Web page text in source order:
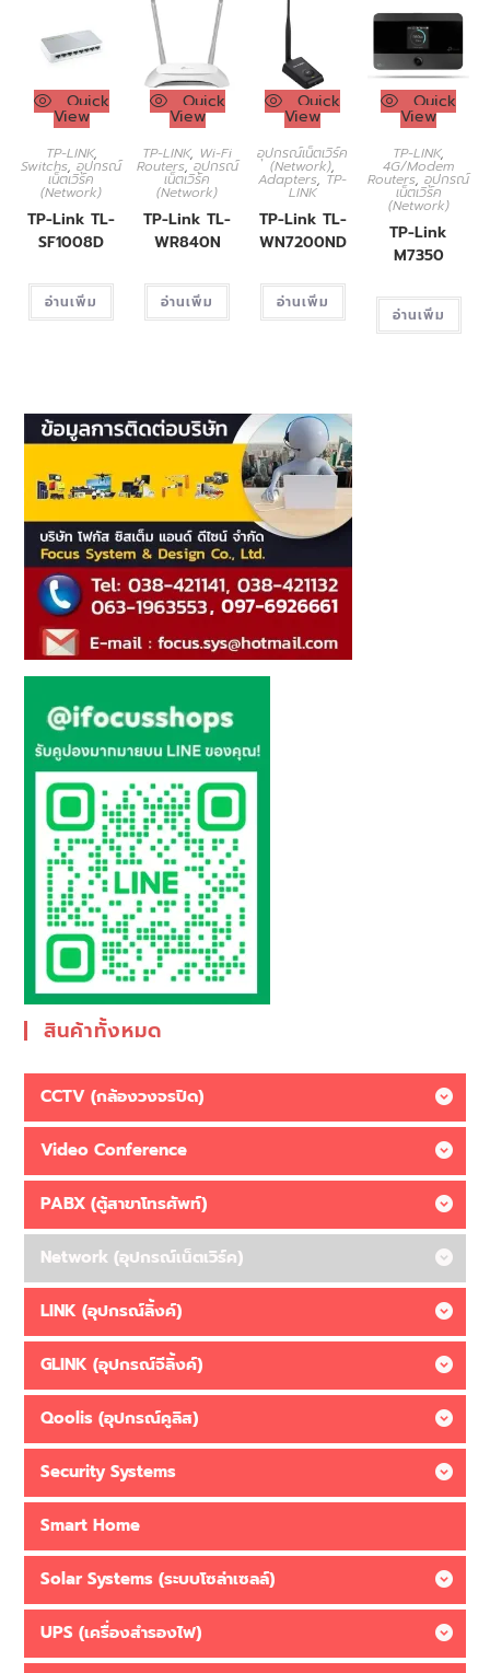
Quick
View
TP-LINK,
Switchs,อุปกรณ์
เน็ตเวิร์ค
(Network)
TP-Link TL-
SF1008D
อ่านเพิ่ม
Quick
View
TP-LINK, Wi-Fi
Routers, อุปกรณ์
เน็ตเวิร์ค
(Network)
TP-Link TL-
WR840N
อ่านเพิ่ม
Quick
View
อุปกรณ์เน็ตเวิร์ค
(Network),
Adapters, TP-
LINK
TP-Link TL-
WN7200ND
อ่านเพิ่ม
Quick
View
TP-LINK,
4G/Modem
Routers,อุปกรณ์
เน็ตเวิร์ค
(Network)
TP-Link
M7350
อ่านเพิ่ม
สินค้าทั้งหมด
CCTV (กล้องวงจรปิด)
Video Conference
PABX (ตู้สาขาโทรศัพท์)
Network (อุปกรณ์เน็ตเวิร์ค)
LINK (อุปกรณ์ลิ้งค์)
GLINK (อุปกรณ์จีลิ้งค์)
Qoolis (อุปกรณ์คูลิส)
Security Systems
Smart Home
Solar Systems (ระบบโซล่าเซลล์)
UPS (เครื่องสำรองไฟ)